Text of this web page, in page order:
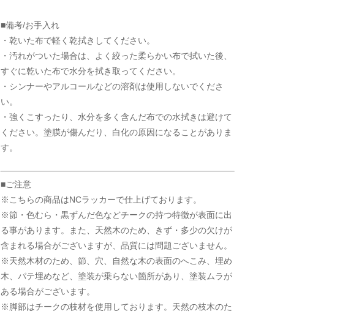
■備考/お手入れ
・乾いた布で軽く乾拭きしてください。
・汚れがついた場合は、よく絞った柔らかい布で拭いた後、
すぐに乾いた布で水分を拭き取ってください。
・シンナーやアルコールなどの溶剤は使用しないでくださ
い。
・強くこすったり、水分を多く含んだ布での水拭きは避けて
ください。塗膜が傷んだり、白化の原因になることがありま
す。
■ご注意
※こちらの商品はNCラッカーで仕上げております。
※節・色むら・黒ずんだ色などチークの持つ特徴が表面に出
る事があります。また、天然木のため、きず・多少の欠けが
含まれる場合がございますが、品質には問題ございません。
※天然木材のため、節、穴、自然な木の表面のへこみ、埋め
木、パテ埋めなど、塗装が乗らない箇所があり、塗装ムラが
ある場合がございます。
※脚部はチークの枝材を使用しております。天然の枝木のた